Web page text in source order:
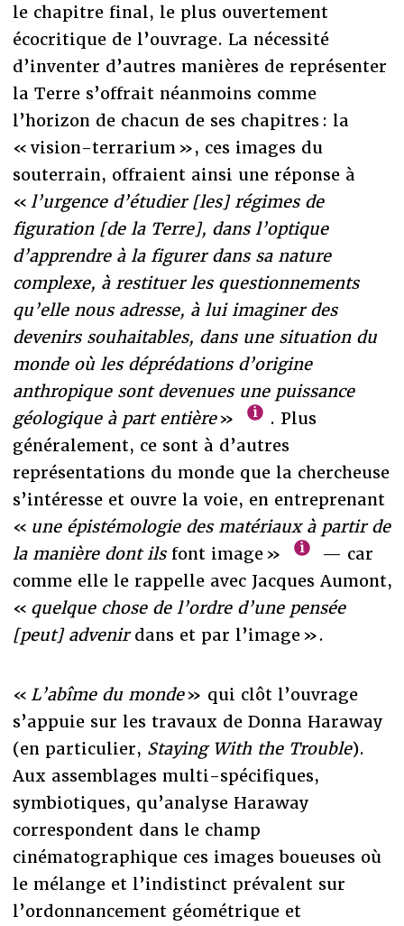
le chapitre final, le plus ouvertement
écocritique de l’ouvrage. La nécessité
d’inventer d’autres manières de représenter
la Terre s’offrait néanmoins comme
l’horizon de chacun de ses chapitres : la
« vision-terrarium », ces images du
souterrain, offraient ainsi une réponse à
« l’urgence d’étudier [les] régimes de
figuration [de la Terre], dans l’optique
d’apprendre à la figurer dans sa nature
complexe, à restituer les questionnements
qu’elle nous adresse, à lui imaginer des
devenirs souhaitables, dans une situation du
monde où les déprédations d’origine
anthropique sont devenues une puissance
géologique à part entière»
. Plus
généralement, ce sont à d’autres
représentations du monde que la chercheuse
s’intéresse et ouvre la voie, en entreprenant
« une épistémologie des matériaux à partir de
la manière dont ils font image »
— car
comme elle le rappelle avec Jacques Aumont,
« quelque chose de l’ordre d’une pensée
[peut] advenirdans et par l’image ».
« L’abîme du monde» qui clôt l’ouvrage
s’appuie sur les travaux de Donna Haraway
(en particulier, Staying With the Trouble).
Aux assemblages multi-spécifiques,
symbiotiques, qu’analyse Haraway
correspondent dans le champ
cinématographique ces images boueuses où
le mélange et l’indistinct prévalent sur
l’ordonnancement géométrique et